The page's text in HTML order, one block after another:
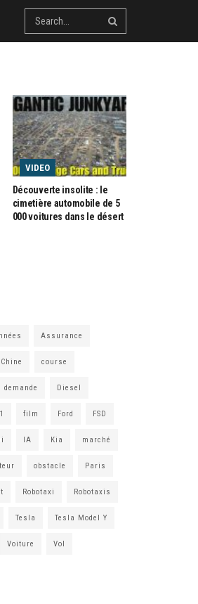
VIDEO
Découverte insolite : le
cimetière automobile de 5
000 voitures dans le désert
Assurance
Chine course
demande Diesel
film Ford FSD
IA Kia marché
obstacle Paris
Robotaxi Robotaxis
Tesla Tesla Model Y
Voiture Vol